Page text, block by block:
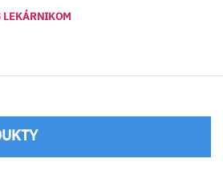
LEKÁRNIKOM